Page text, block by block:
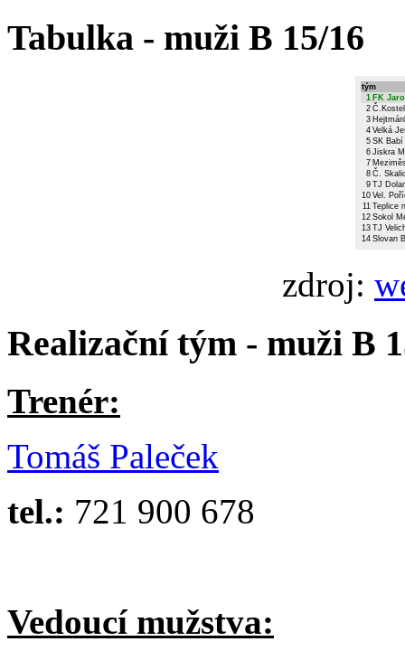
Tabulka - muži B 15/16
tým
1
FK
2
3
4 Velká
5 SK Babí
6 Jiskra
7
8 Č.
9 TJ
10 Vel.
11 Teplice
12 Sokol
13 TJ
14 Slovan
zdroj:
Realizační tým - muži B
Trenér:
Tomáš Paleček
tel.: 721 900 678
Vedoucí mužstva: